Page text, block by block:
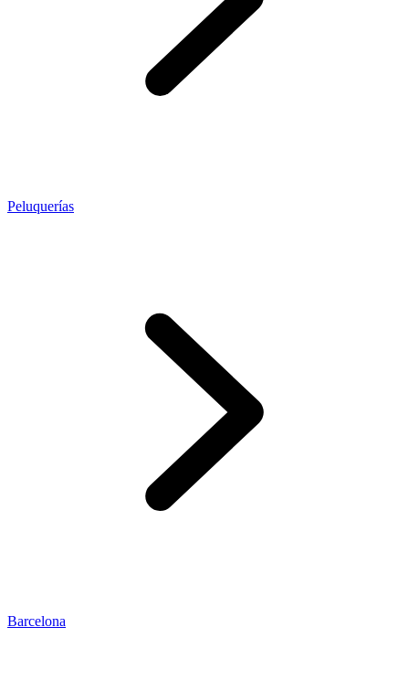
Peluquerías
Barcelona